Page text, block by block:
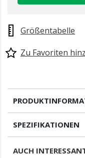
Größentabelle
Zu Favoriten
SPEZIFIKATIONEN
AUCH